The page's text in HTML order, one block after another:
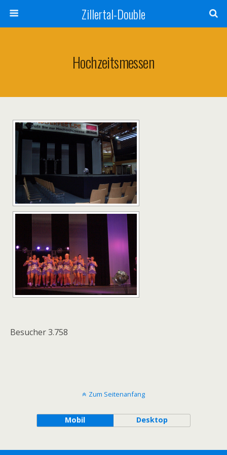
Zillertal-Double
Hochzeitsmessen
Besucher3.758
Zum Seitenanfang
Mobil Desktop